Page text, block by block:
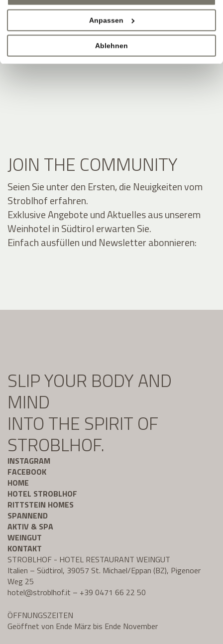
Anpassen
Ablehnen
JOIN THE COMMUNITY
Seien Sie unter den Ersten, die Neuigkeiten vom
Stroblhof erfahren.
Exklusive Angebote und Aktuelles aus unserem
Weinhotel in Südtirol erwarten Sie.
Einfach ausfüllen und Newsletter abonnieren:
SLIP YOUR BODY AND
MIND
INTO THE SPIRIT OF
STROBLHOF.
INSTAGRAM
FACEBOOK
HOME
HOTEL STROBLHOF
RITTSTEIN HOMES
SPANNEND
AKTIV & SPA
WEINGUT
KONTAKT
STROBLHOF - HOTEL RESTAURANT WEINGUT
Italien – Südtirol, 39057 St. Michael/Eppan (BZ), Pigenoer
Weg 25
hotel@stroblhof.it – +39 0471 66 22 50
ÖFFNUNGSZEITEN
Geöffnet von Ende März bis Ende November